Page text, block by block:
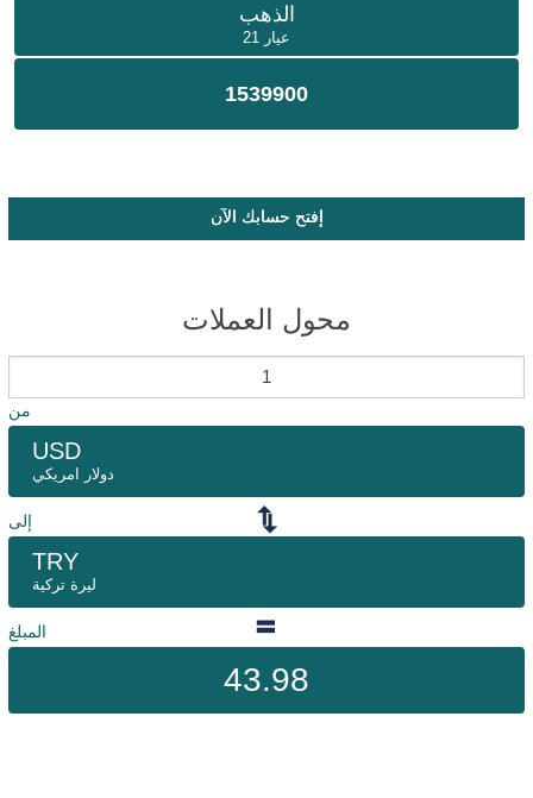
الذهب
عيار 21
1539900
إفتح حسابك الآن
محول العملات
من
USD
دولار امريكي
إلى
TRY
ليرة تركية
المبلغ
43.98